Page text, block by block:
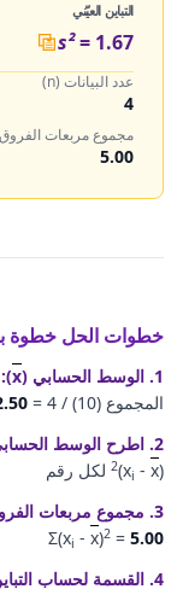
التباين العيّني
s²= 1.67
عدد البيانات (n)
4
مجموع مربعات الفروق Σ(xᵢ - x̄)²
5.00
خطوات الحل خطوة
1. الوسط الحسابي ( x
):
المجموع (10
) /
4
=
2. اطرح الوسط الحسابي من كل قيمة ورَبِّع النتيجة:
(x
i - x
)
2 لكل رقم
3. مجموع مربعات الفروق:
Σ(xi - x)2 = 5.00
4. القسمة لحساب التباين النهائي: